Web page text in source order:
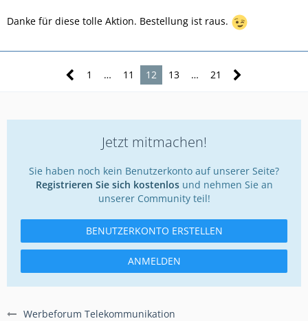
Werbeforum Telekommunikation
Danke für diese tolle Aktion. Bestellung ist raus.
1 … 11 12 13 … 21
Jetzt mitmachen!
Sie haben noch kein Benutzerkonto auf unserer Seite?
Registrieren Sie sich kostenlosund nehmen Sie an
unserer Community teil!
BENUTZERKONTO ERSTELLEN
ANMELDEN